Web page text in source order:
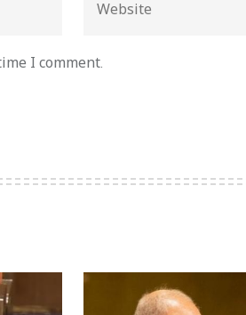
I comment.